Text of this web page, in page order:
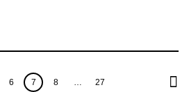
6 7 8 … 27